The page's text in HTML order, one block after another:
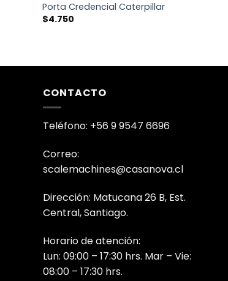
Porta Credencial Caterpillar
$4.750
CONTACTO
Teléfono: +56 9 9547 6696
Correo:
scalemachines@casanova.cl
Dirección: Matucana 26 B, Est.
Central, Santiago.
Horario de atención:
Lun: 09:00 – 17:30 hrs. Mar – Vie:
08:00 – 17:30 hrs.